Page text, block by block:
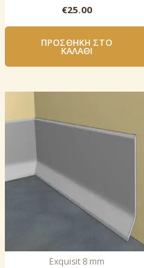
€25.00
ΠΡΟΣΘΉΚΗ ΣΤΟ
ΚΑΛΆΘΙ
Exquisit 8 mm